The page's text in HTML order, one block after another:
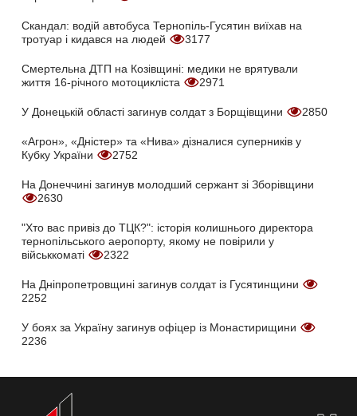
Скандал: водій автобуса Тернопіль-Гусятин виїхав на
тротуар і кидався на людей
3177
Смертельна ДТП на Козівщині: медики не врятували
життя 16-річного мотоцикліста
2971
У Донецькій області загинув солдат з Борщівщини 2850
«Агрон», «Дністер» та «Нива» дізналися суперників у
Кубку України
2752
На Донеччині загинув молодший сержант зі Зборівщини
2630
"Хто вас привіз до ТЦК?": історія колишнього директора
тернопільського аеропорту, якому не повірили у
військкоматі
2322
На Дніпропетровщині загинув солдат із Гусятинщини
2252
У боях за Україну загинув офіцер із Монастирищини
2236